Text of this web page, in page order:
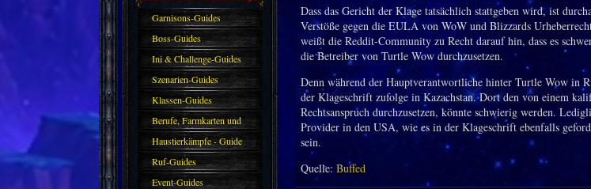
Garnisons-Guides
Boss-Guides
Ini & Challenge-Guides
Szenarien-Guides
Klassen-Guides
Berufe, Farmkarten und
Haustiere
Haustierkämpfe - Guide
Ruf-Guides
Event-Guides
Dass das Gericht der Klage tatsächlich stattgeben wird, ist
Verstöße gegen die EULA von WoW und Blizzards
weißt die Reddit-Community zu Recht darauf hin, dass es
die Betreiber von Turtle Wow durchzusetzen.
Denn während der Hauptverantwortliche hinter Turtle Wow in
der Klageschrift zufolge in Kazachstan. Dort den von einem
Rechtsanspruch durchzusetzen, könnte schwierig werden.
Provider in den USA, wie es in der Klageschrift ebenfalls
sein.
Quelle: Buffed